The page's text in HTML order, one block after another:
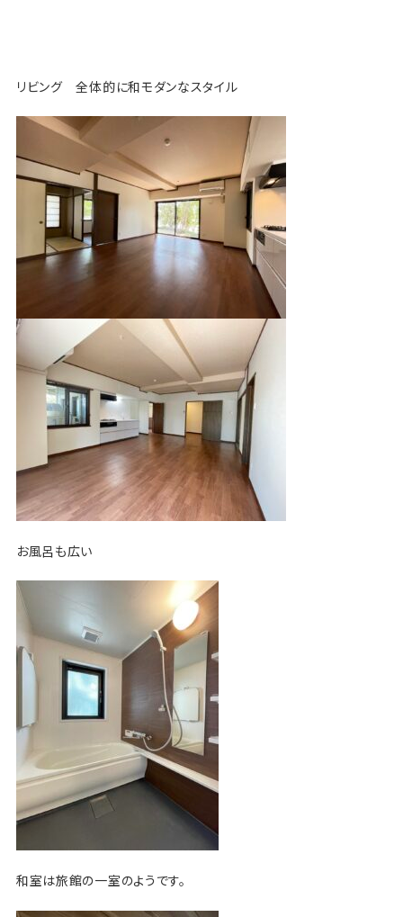
リビング 全体的に和モダンなスタイル
お風呂も広い
和室は旅館の一室のようです。